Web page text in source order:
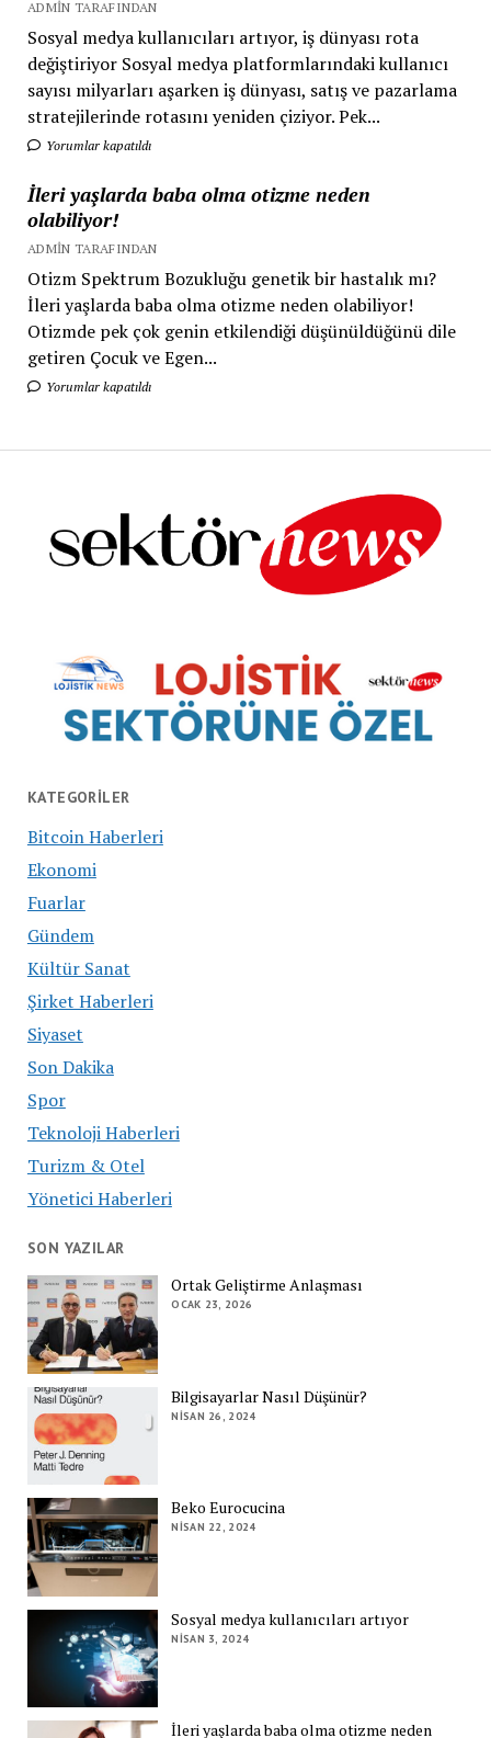
ADMIN TARAFINDAN
Sosyal medya kullanıcıları artıyor, iş dünyası rota
değiştiriyor Sosyal medya platformlarındaki kullanıcı
sayısı milyarları aşarken iş dünyası, satış ve pazarlama
stratejilerinde rotasını yeniden çiziyor. Pek...
Yorumlar kapatıldı
İleri yaşlarda baba olma otizme neden
olabiliyor!
ADMIN TARAFINDAN
Otizm Spektrum Bozukluğu genetik bir hastalık mı?
İleri yaşlarda baba olma otizme neden olabiliyor!
Otizmde pek çok genin etkilendiği düşünüldüğünü dile
getiren Çocuk ve Egen...
Yorumlar kapatıldı
KATEGORILER
Bitcoin Haberleri
Ekonomi
Fuarlar
Gündem
Kültür Sanat
Şirket Haberleri
Siyaset
Son Dakika
Spor
Teknoloji Haberleri
Turizm & Otel
Yönetici Haberleri
SON YAZILAR
Ortak Geliştirme Anlaşması
OCAK 23, 2026
Bilgisayarlar Nasıl Düşünür?
NISAN 26, 2024
Beko Eurocucina
NISAN 22, 2024
Sosyal medya kullanıcıları artıyor
NISAN 3, 2024
İleri yaşlarda baba olma otizme neden